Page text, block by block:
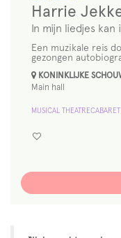
Harrie
In mijn liedjes kan
Een muzikale reis
gezongen
KONINKLIJKE
Main hall
MUSICAL THEATRECABARET